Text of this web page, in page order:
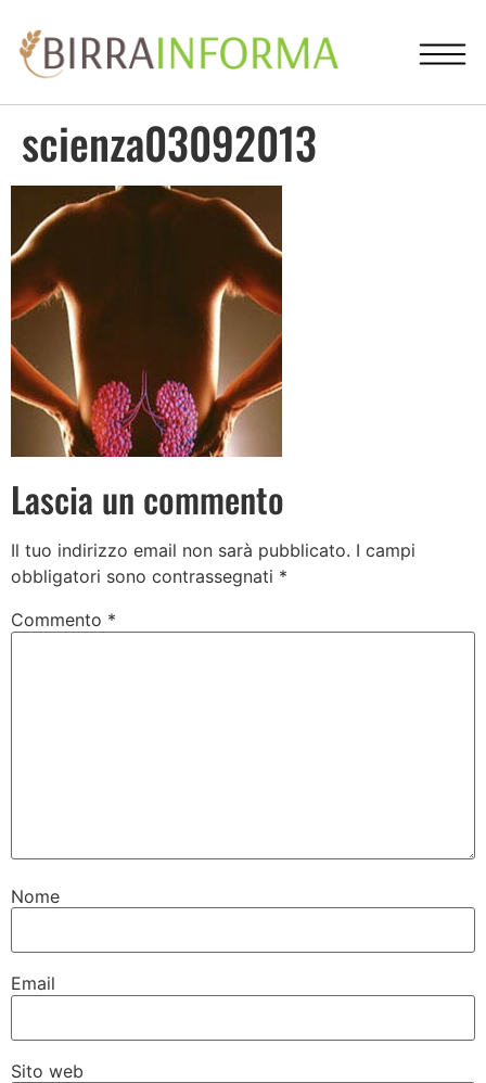
scienza03092013
Lascia un commento
Il tuo indirizzo email non sarà pubblicato. I campi
obbligatori sono contrassegnati *
Commento *
Nome
Email
Sito web